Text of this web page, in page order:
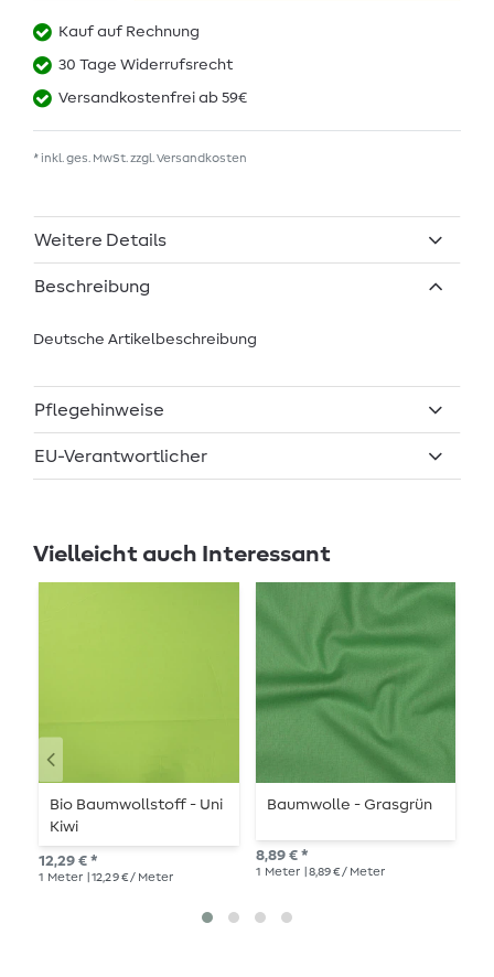
Kauf auf Rechnung
30 Tage Widerrufsrecht
Versandkostenfrei ab 59€
* inkl. ges. MwSt. zzgl.Versandkosten
Weitere Details
Beschreibung
Deutsche Artikelbeschreibung
Pflegehinweise
EU-Verantwortlicher
Vielleicht auch Interessant
Bio Baumwollstoff - Uni
Kiwi
12,29 € *
1 Meter | 12,29 € / Meter
Baumwolle - Grasgrün
8,89 € *
1 Meter | 8,89 € / Meter